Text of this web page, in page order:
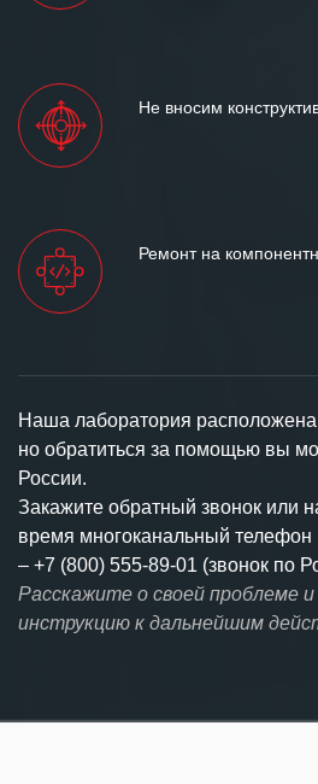
Не вносим
Ремонт на
Наша лаборатория расположена
но обратиться за помощью вы
России.
Закажите обратный звонок или
время многоканальный телефон
– +7 (800) 555-89-01 (звонок по
Расскажите о своей проблеме
инструкцию к дальнейшим